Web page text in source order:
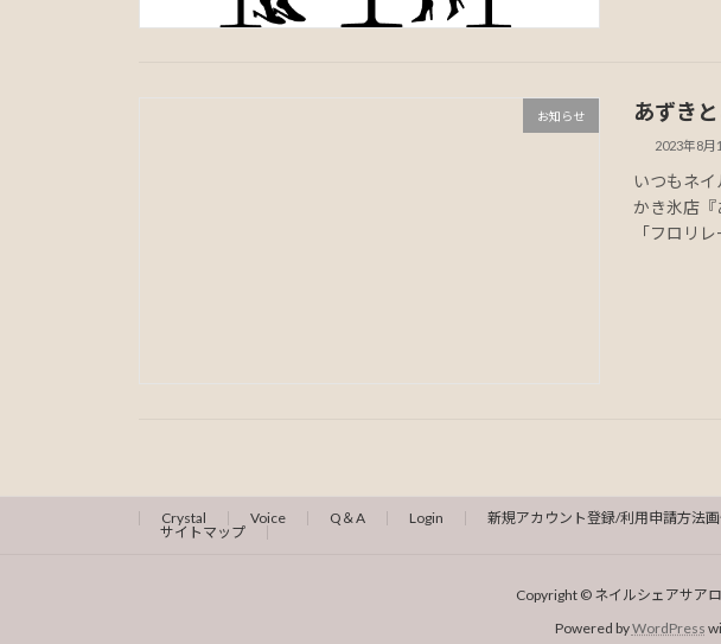
お知らせ あずき
2023年8月
いつもネ
かき氷店
「フロリ
Crystal Voice Q＆A Login 新規アカウント登録/利用申請方法
サイトマップ
Copyright © ネイルシェアサア
Powered byWordPress